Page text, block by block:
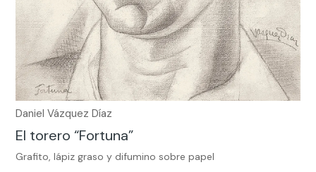
Daniel Vázquez Díaz
El torero “Fortuna”
Grafito, lápiz graso y difumino sobre papel